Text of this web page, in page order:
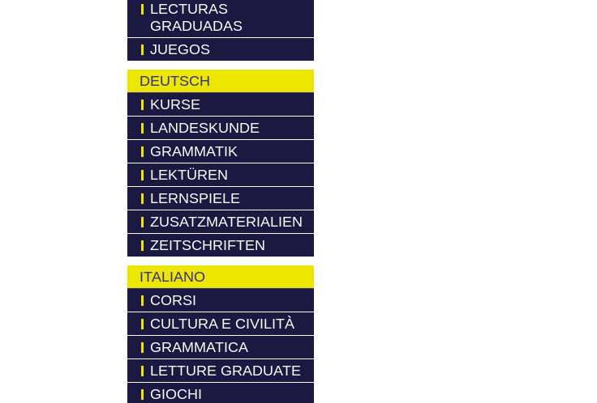
LECTURAS
GRADUADAS
JUEGOS
DEUTSCH
KURSE
LANDESKUNDE
GRAMMATIK
LEKTÜREN
LERNSPIELE
ZUSATZMATERIALIEN
ZEITSCHRIFTEN
ITALIANO
CORSI
CULTURA E CIVILITÀ
GRAMMATICA
LETTURE GRADUATE
GIOCHI